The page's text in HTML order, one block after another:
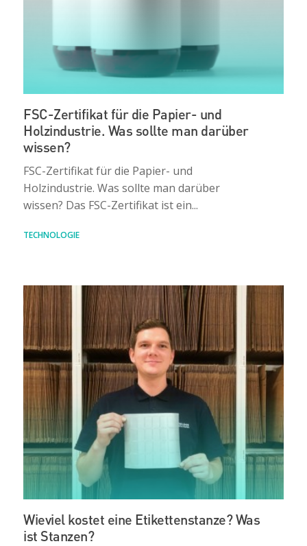
FSC-Zertifikat für die Papier- und
Holzindustrie. Was sollte man darüber
wissen?
FSC-Zertifikat für die Papier- und
Holzindustrie. Was sollte man darüber
wissen? Das FSC-Zertifikat ist ein...
TECHNOLOGIE
Wieviel kostet eine Etikettenstanze? Was
ist Stanzen?